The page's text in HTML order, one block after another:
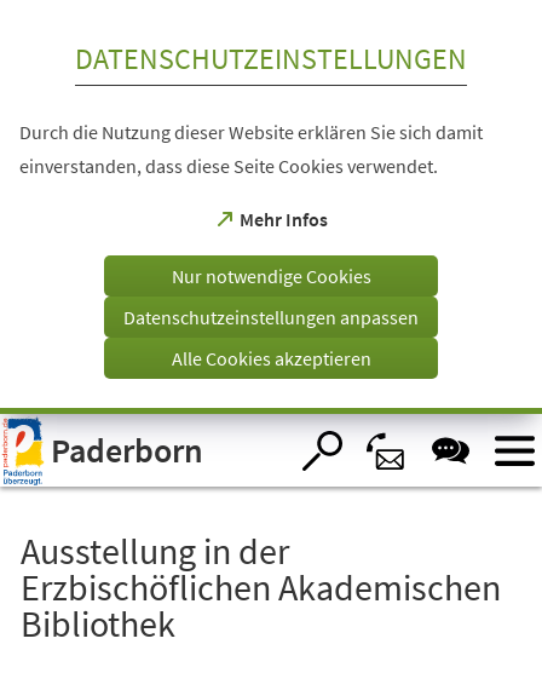
Visuelle
Assistenzsoftware
öffnen.
DATENSCHUTZEINSTELLUNGEN
Durch die Nutzung dieser Website erklären Sie sich damit
einverstanden, dass diese Seite Cookies verwendet.
Mehr Infos
(Öffnet
einem
Tab)
Nur notwendige Cookies
Datenschutzeinstellungen anpassen
Alle Cookies akzeptieren
Paderborn
Ausstellung in der
Erzbischöflichen Akademischen
Bibliothek